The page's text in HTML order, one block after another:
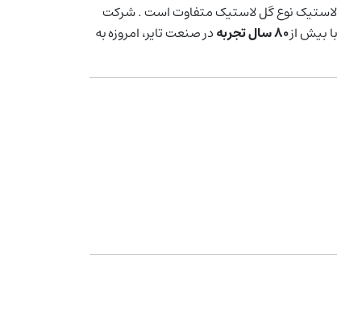
نوع گل لاستیک متفاوت است . شرکت
بیش از۸۰ سال تجربه
در صنعت تایر، امروزه به